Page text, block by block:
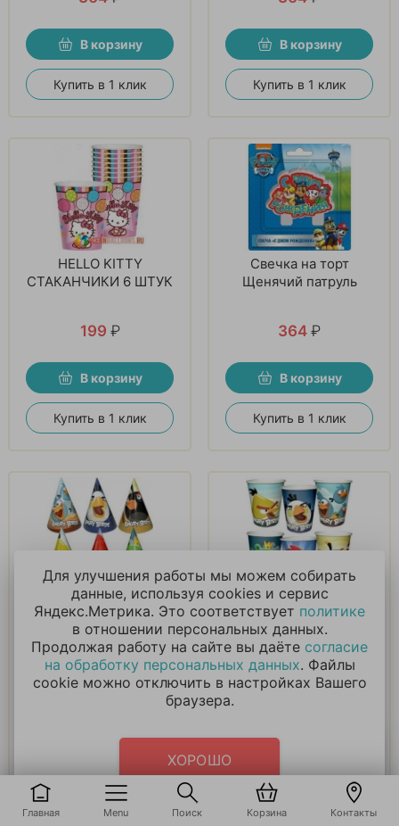
Главная Menu Поиск Корзина Контакты
В корзину
Купить в 1 клик
В корзину
Купить в 1 клик
HELLO KITTY
СТАКАНЧИКИ 6 ШТУК
199 ₽
В корзину
Купить в 1 клик
Свечка на торт
Щенячий патруль
364 ₽
В корзину
Купить в 1 клик
Колпачок ANGRY
BIRDS 6 штук.
210₽
Стакан ANGRY BIRDS
8 штук.
188₽
Для улучшения работы мы можем собирать
данные, используя cookies и сервис
Яндекс.Метрика. Это соответствует политике
в отношении персональных данных.
Продолжая работу на сайте вы даёте согласие
на обработку персональных данных. Файлы
cookie можно отключить в настройках Вашего
браузера.
ХОРОШО